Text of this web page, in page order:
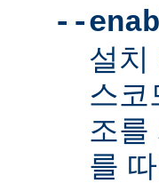
--
설치
스코
조를
를